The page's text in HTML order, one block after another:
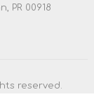
PR 00918
reserved.